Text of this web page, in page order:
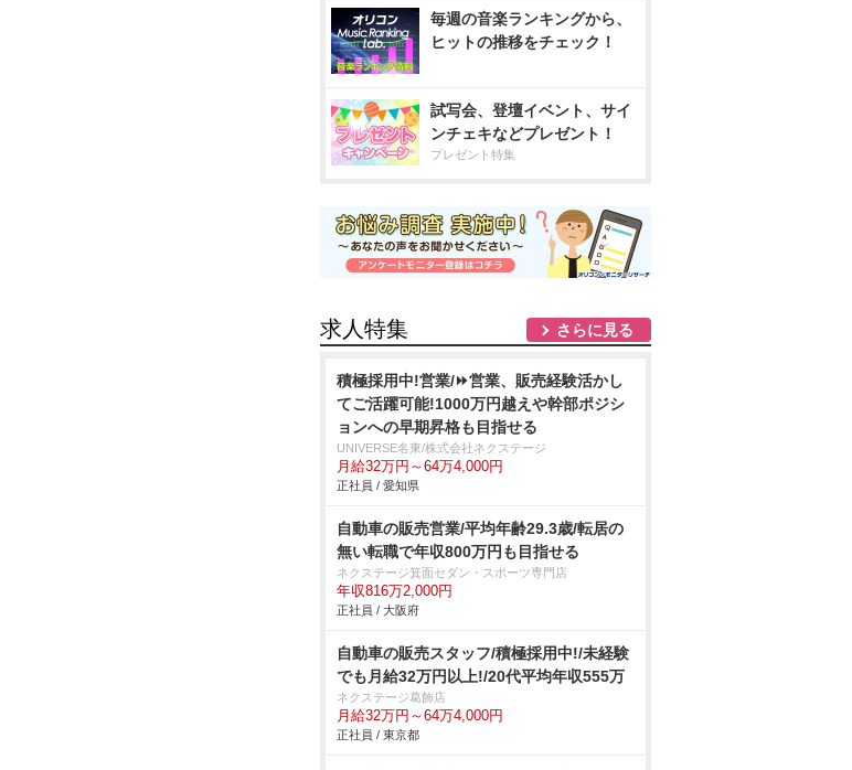
毎週の音楽ランキングから、
ヒットの推移をチェック！
試写会、登壇イベント、サイ
ンチェキなどプレゼント！
プレゼント特集
求人特集 さらに見る
積極採用中!営業/⏩️営業、販売経験活かし
てご活躍可能!1000万円越えや幹部ポジシ
ョンへの早期昇格も目指せる
UNIVERSE名東/株式会社ネクステージ
月給32万円～64万4,000円
正社員 / 愛知県
自動車の販売営業/平均年齢29.3歳/転居の
無い転職で年収800万円も目指せる
ネクステージ箕面セダン・スポーツ専門店
年収816万2,000円
正社員 / 大阪府
自動車の販売スタッフ/積極採用中!/未経験
でも月給32万円以上!/20代平均年収555万
ネクステージ葛飾店
月給32万円～64万4,000円
正社員 / 東京都